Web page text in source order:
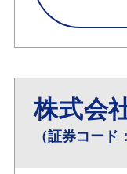
株式会
（証券コード